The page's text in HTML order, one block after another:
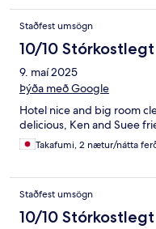
Staðfest umsögn
10/10 Stórkostlegt
9. maí 2025
Þýða með Google
Hotel nice and big room
delicious, Ken and Suee
Takafumi, 2 nætur/nátta
Staðfest umsögn
10/10 Stórkostlegt